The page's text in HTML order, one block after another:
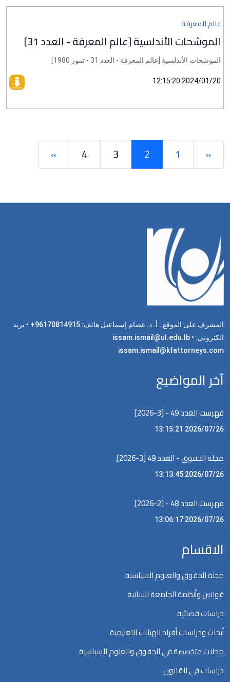
عالم المعرفة
الموشحات الأندلسية [عالم المعرفة - العدد 31]
الموشحات الأندلسية [عالم المعرفة - العدد 31 - تموز 1980]
2024/01/20 12:15:20
«
1
2
3
4
»
المشرف على الموقع : أ. د. عصام إسماعيل هاتف: 96170814915+ • بريد
الكتروني: issam.ismail@ul.edu.lb •
issam.ismail@kfattorneys.com
آخر المواضيع
فهرست العدد 49 - [3-2026]
2026/07/26 13:15:21
مجلة الحقوق - العدد 49 [3-2026]
2026/07/26 13:13:45
فهرست العدد 48 - [2-2026]
2026/07/26 13:06:17
الاقسام
مجلة الحقوق والعلوم السياسية
قوانين وأنظمة الجامعة اللبنانية
دراسات قضائية
أبحاث ودراسات أفراد الهيئات التعليمية
مجلات متخصصة في الحقوق والعلوم السياسية
دراسات في القانون